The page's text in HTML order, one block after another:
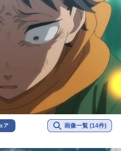
ア 画像一覧 (14件)